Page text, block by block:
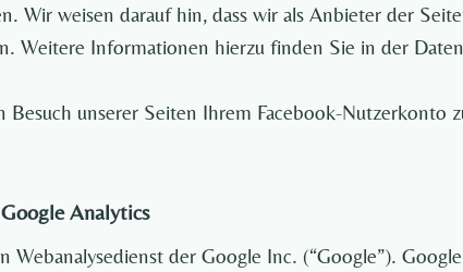
Wir weisen darauf hin, dass wir als Anbieter der
Weitere Informationen hierzu finden Sie in der
Besuch unserer Seiten Ihrem Facebook-Nutzerkonto
Analytics
der Google Inc. (“Google”).